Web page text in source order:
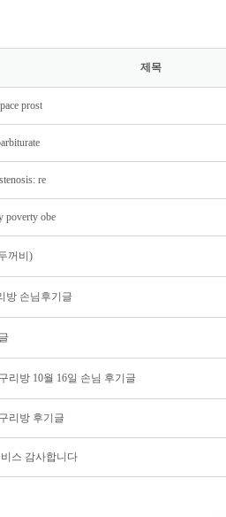
제목
prost
re
poverty obe
꺼비)
방 손님후기글
리방 10월 16일 손님 후기글
리방 후기글
스 감사합니다